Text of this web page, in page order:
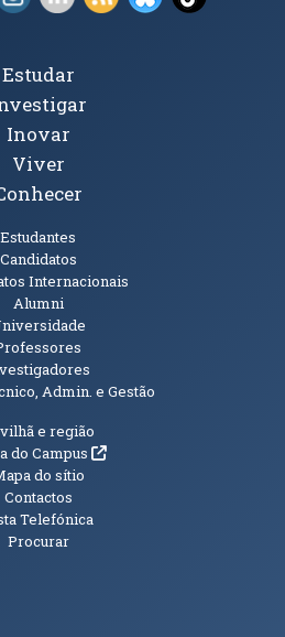
Estudar
Inovar
Viver
Estudantes
Candidatos
Internacionais
Alumni
Admin. e Gestão
e região
do Campus(abre em nova janela)
do sítio
Contactos
Telefónica
Procurar